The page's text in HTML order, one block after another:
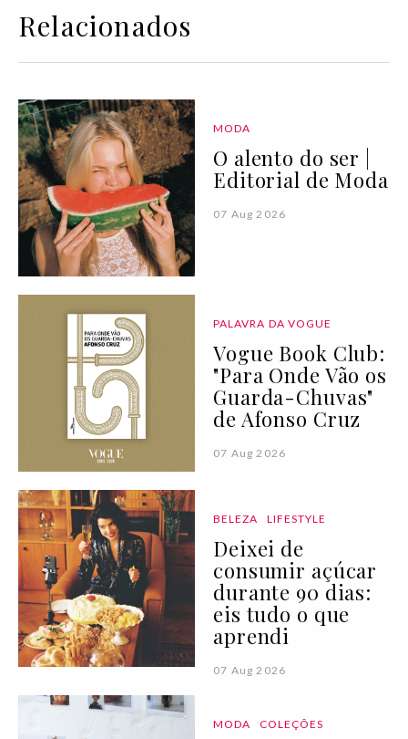
Relacionados
MODA
O alento do ser |
Editorial de Moda
07 Aug 2026
PALAVRA DA VOGUE
Vogue Book Club:
"Para Onde Vão os
Guarda-Chuvas"
de Afonso Cruz
07 Aug 2026
BELEZA LIFESTYLE
Deixei de
consumir açúcar
durante 90 dias:
eis tudo o que
aprendi
07 Aug 2026
MODA COLEÇÕES